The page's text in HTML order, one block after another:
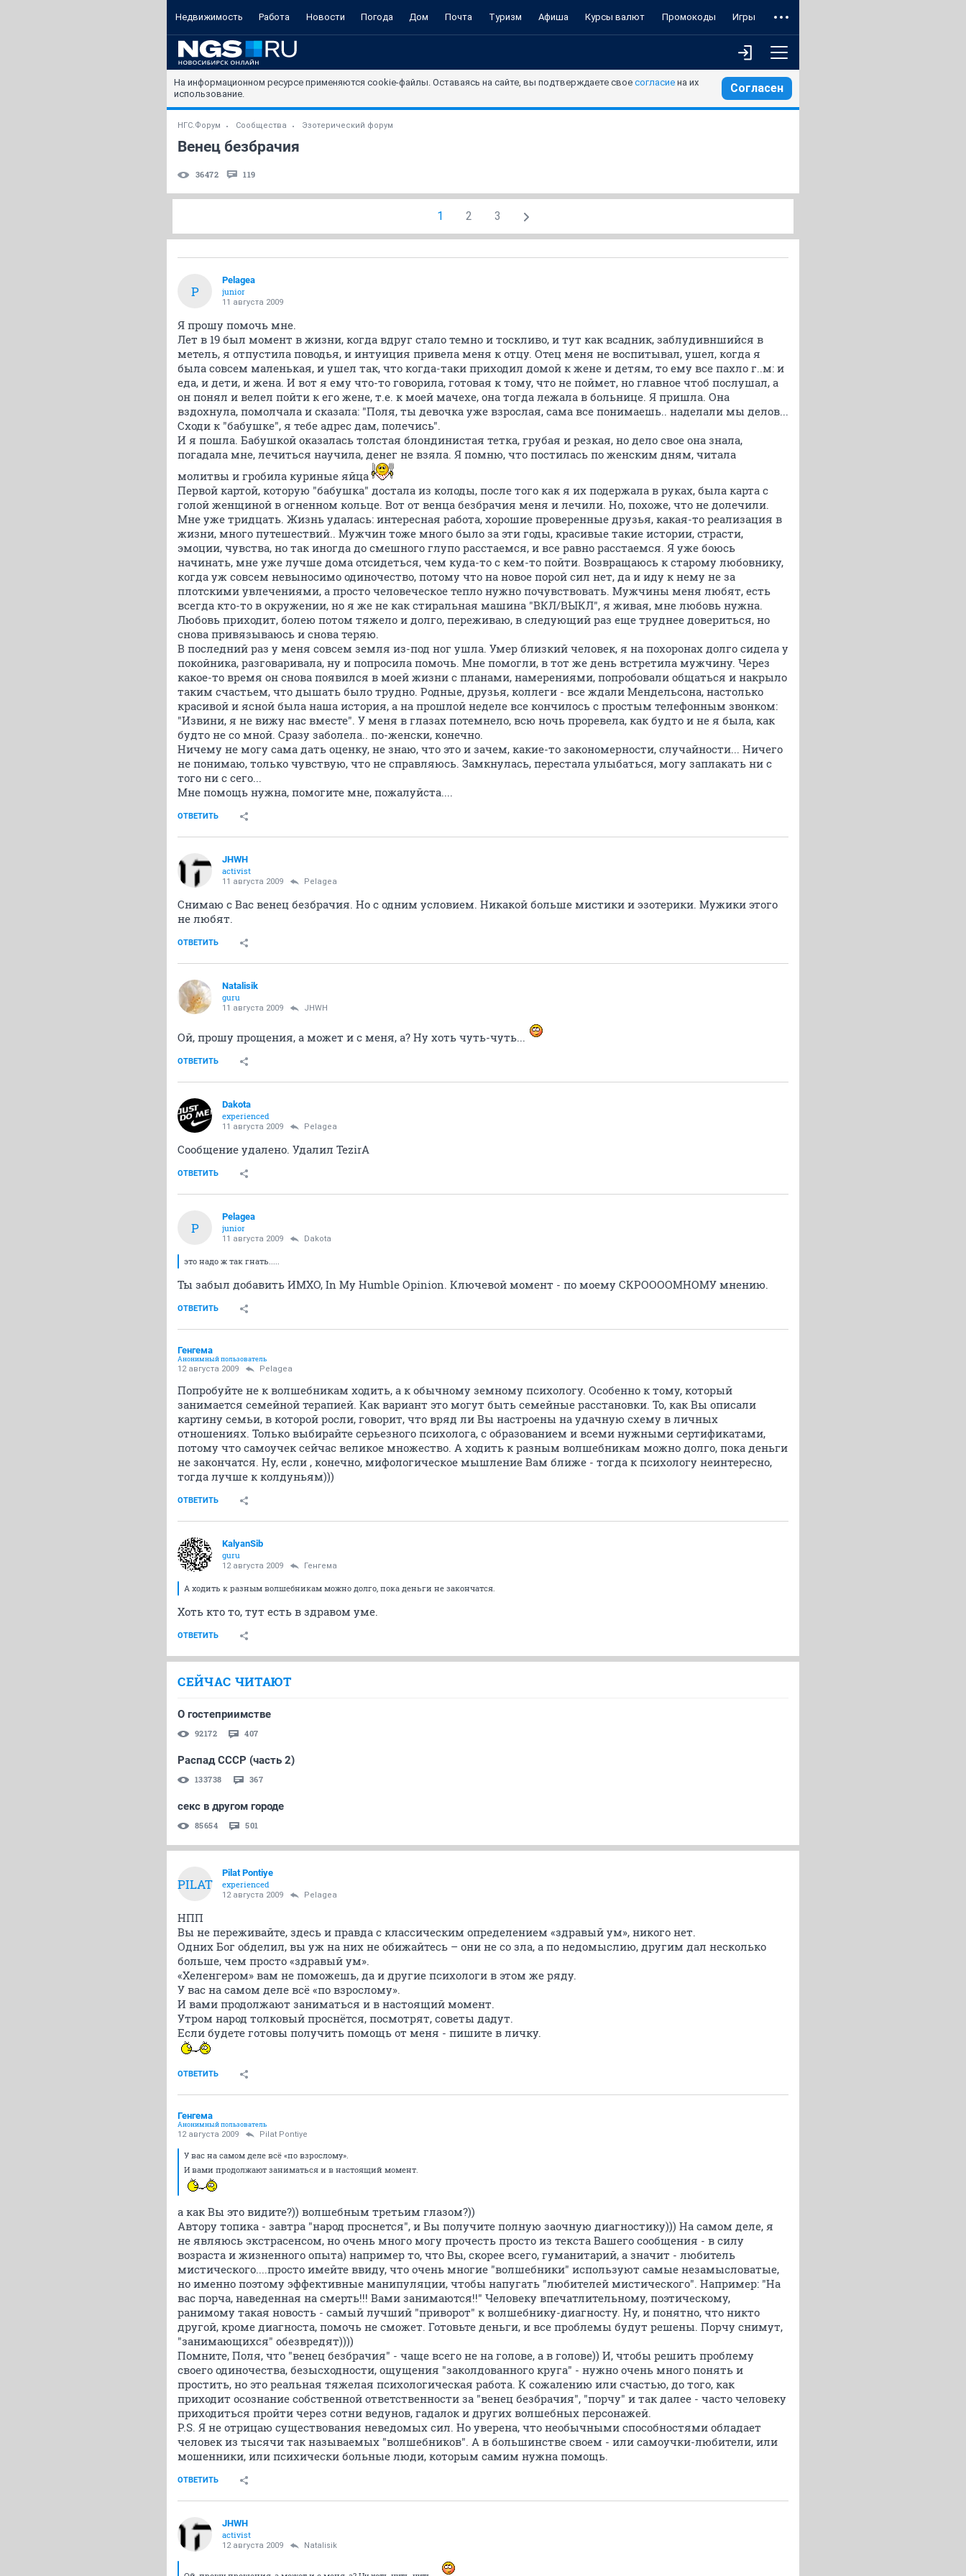
Недвижимость Работа Новости Погода Дом Почта Туризм Афиша Курсы валют Промокоды Игры
На информационном ресурсе применяются cookie-файлы. Оставаясь на сайте, вы подтверждаете свое согласие на их
использование.
Согласен
НГС.Форум Сообщества Эзотерический форум
Венец безбрачия
36472 119
1 2 3
P
Pelagea
junior
11 августа 2009
Я прошу помочь мне.
Лет в 19 был момент в жизни, когда вдруг стало темно и тоскливо, и тут как всадник, заблудивншийся в
метель, я отпустила поводья, и интуиция привела меня к отцу. Отец меня не воспитывал, ушел, когда я
была совсем маленькая, и ушел так, что когда-таки приходил домой к жене и детям, то ему все пахло г..м: и
еда, и дети, и жена. И вот я ему что-то говорила, готовая к тому, что не поймет, но главное чтоб послушал, а
он понял и велел пойти к его жене, т.е. к моей мачехе, она тогда лежала в больнице. Я пришла. Она
вздохнула, помолчала и сказала: "Поля, ты девочка уже взрослая, сама все понимаешь.. наделали мы делов...
Сходи к "бабушке", я тебе адрес дам, полечись".
И я пошла. Бабушкой оказалась толстая блондинистая тетка, грубая и резкая, но дело свое она знала,
погадала мне, лечиться научила, денег не взяла. Я помню, что постилась по женским дням, читала
молитвы и гробила куриные яйца
Первой картой, которую "бабушка" достала из колоды, после того как я их подержала в руках, была карта с
голой женщиной в огненном кольце. Вот от венца безбрачия меня и лечили. Но, похоже, что не долечили.
Мне уже тридцать. Жизнь удалась: интересная работа, хорошие проверенные друзья, какая-то реализация в
жизни, много путешествий.. Мужчин тоже много было за эти годы, красивые такие истории, страсти,
эмоции, чувства, но так иногда до смешного глупо расстаемся, и все равно расстаемся. Я уже боюсь
начинать, мне уже лучше дома отсидеться, чем куда-то с кем-то пойти. Возвращаюсь к старому любовнику,
когда уж совсем невыносимо одиночество, потому что на новое порой сил нет, да и иду к нему не за
плотскими увлечениями, а просто человеческое тепло нужно почувствовать. Мужчины меня любят, есть
всегда кто-то в окружении, но я же не как стиральная машина "ВКЛ/ВЫКЛ", я живая, мне любовь нужна.
Любовь приходит, болею потом тяжело и долго, переживаю, в следующий раз еще труднее довериться, но
снова привязываюсь и снова теряю.
В последний раз у меня совсем земля из-под ног ушла. Умер близкий человек, я на похоронах долго сидела у
покойника, разговаривала, ну и попросила помочь. Мне помогли, в тот же день встретила мужчину. Через
какое-то время он снова появился в моей жизни с планами, намерениями, попробовали общаться и накрыло
таким счастьем, что дышать было трудно. Родные, друзья, коллеги - все ждали Мендельсона, настолько
красивой и ясной была наша история, а на прошлой неделе все кончилось с простым телефонным звонком:
"Извини, я не вижу нас вместе". У меня в глазах потемнело, всю ночь проревела, как будто и не я была, как
будто не со мной. Сразу заболела.. по-женски, конечно.
Ничему не могу сама дать оценку, не знаю, что это и зачем, какие-то закономерности, случайности... Ничего
не понимаю, только чувствую, что не справляюсь. Замкнулась, перестала улыбаться, могу заплакать ни с
того ни с сего...
Мне помощь нужна, помогите мне, пожалуйста....
ОТВЕТИТЬ
JHWH
activist
11 августа 2009 Pelagea
Снимаю с Вас венец безбрачия. Но с одним условием. Никакой больше мистики и эзотерики. Мужики этого
не любят.
ОТВЕТИТЬ
Natalisik
guru
11 августа 2009 JHWH
Ой, прошу прощения, а может и с меня, а? Ну хоть чуть-чуть...
ОТВЕТИТЬ
Dakota
experienced
11 августа 2009 Pelagea
Сообщение удалено. Удалил TezirA
ОТВЕТИТЬ
P
Pelagea
junior
11 августа 2009 Dakota
это надо ж так гнать.....
Ты забыл добавить ИМХО, In My Humble Opinion. Ключевой момент - по моему СКРООООМНОМУ мнению.
ОТВЕТИТЬ
Генгема
Анонимный пользователь
12 августа 2009 Pelagea
Попробуйте не к волшебникам ходить, а к обычному земному психологу. Особенно к тому, который
занимается семейной терапией. Как вариант это могут быть семейные расстановки. То, как Вы описали
картину семьи, в которой росли, говорит, что вряд ли Вы настроены на удачную схему в личных
отношениях. Только выбирайте серьезного психолога, с образованием и всеми нужными сертификатами,
потому что самоучек сейчас великое множество. А ходить к разным волшебникам можно долго, пока деньги
не закончатся. Ну, если , конечно, мифологическое мышление Вам ближе - тогда к психологу неинтересно,
тогда лучше к колдуньям)))
ОТВЕТИТЬ
KalyanSib
guru
12 августа 2009 Генгема
А ходить к разным волшебникам можно долго, пока деньги не закончатся.
Хоть кто то, тут есть в здравом уме.
ОТВЕТИТЬ
СЕЙЧАС ЧИТАЮТ
О гостеприимстве
92172 407
Распад СССР (часть 2)
133738 367
секс в другом городе
85654 501
PILAT
Pilat Pontiye
experienced
12 августа 2009 Pelagea
НПП
Вы не переживайте, здесь и правда с классическим определением «здравый ум», никого нет.
Одних Бог обделил, вы уж на них не обижайтесь – они не со зла, а по недомыслию, другим дал несколько
больше, чем просто «здравый ум».
«Хеленгером» вам не поможешь, да и другие психологи в этом же ряду.
У вас на самом деле всё «по взрослому».
И вами продолжают заниматься и в настоящий момент.
Утром народ толковый проснётся, посмотрят, советы дадут.
Если будете готовы получить помощь от меня - пишите в личку.
ОТВЕТИТЬ
Генгема
Анонимный пользователь
12 августа 2009 Pilat Pontiye
У вас на самом деле всё «по взрослому».
И вами продолжают заниматься и в настоящий момент.
а как Вы это видите?)) волшебным третьим глазом?))
Автору топика - завтра "народ проснется", и Вы получите полную заочную диагностику))) На самом деле, я
не являюсь экстрасенсом, но очень много могу прочесть просто из текста Вашего сообщения - в силу
возраста и жизненного опыта) например то, что Вы, скорее всего, гуманитарий, а значит - любитель
мистического....просто имейте ввиду, что очень многие "волшебники" используют самые незамысловатые,
но именно поэтому эффективные манипуляции, чтобы напугать "любителей мистического". Например: "На
вас порча, наведенная на смерть!!! Вами занимаются!!" Человеку впечатлительному, поэтическому,
ранимому такая новость - самый лучший "приворот" к волшебнику-диагносту. Ну, и понятно, что никто
другой, кроме диагноста, помочь не сможет. Готовьте деньги, и все проблемы будут решены. Порчу снимут,
"занимающихся" обезвредят))))
Помните, Поля, что "венец безбрачия" - чаще всего не на голове, а в голове)) И, чтобы решить проблему
своего одиночества, безысходности, ощущения "заколдованного круга" - нужно очень много понять и
простить, но это реальная тяжелая психологическая работа. К сожалению или счастью, до того, как
приходит осознание собственной ответственности за "венец безбрачия", "порчу" и так далее - часто человеку
приходиться пройти через сотни ведунов, гадалок и других волшебных персонажей.
P.S. Я не отрицаю существования неведомых сил. Но уверена, что необычными способностями обладает
человек из тысячи так называемых "волшебников". А в большинстве своем - или самоучки-любители, или
мошенники, или психически больные люди, которым самим нужна помощь.
ОТВЕТИТЬ
JHWH
activist
12 августа 2009 Natalisik